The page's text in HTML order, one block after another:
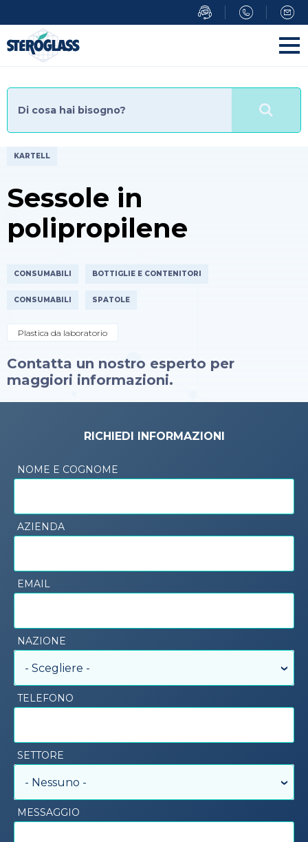
al
contenuto
principale
KARTELL
Sessole in
polipropilene
CONSUMABILI BOTTIGLIE E CONTENITORI
CONSUMABILI SPATOLE
Plastica da laboratorio
Contatta un nostro esperto per
maggiori informazioni.
RICHIEDI INFORMAZIONI
NOME E COGNOME
AZIENDA
EMAIL
NAZIONE
- Scegliere -
TELEFONO
SETTORE
- Nessuno -
MESSAGGIO